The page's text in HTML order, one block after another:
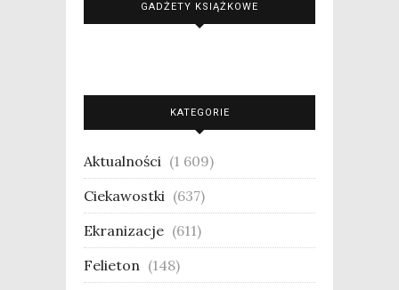
GADŻETY KSIĄŻKOWE
KATEGORIE
Aktualności (1 609)
Ciekawostki (637)
Ekranizacje (611)
Felieton (148)